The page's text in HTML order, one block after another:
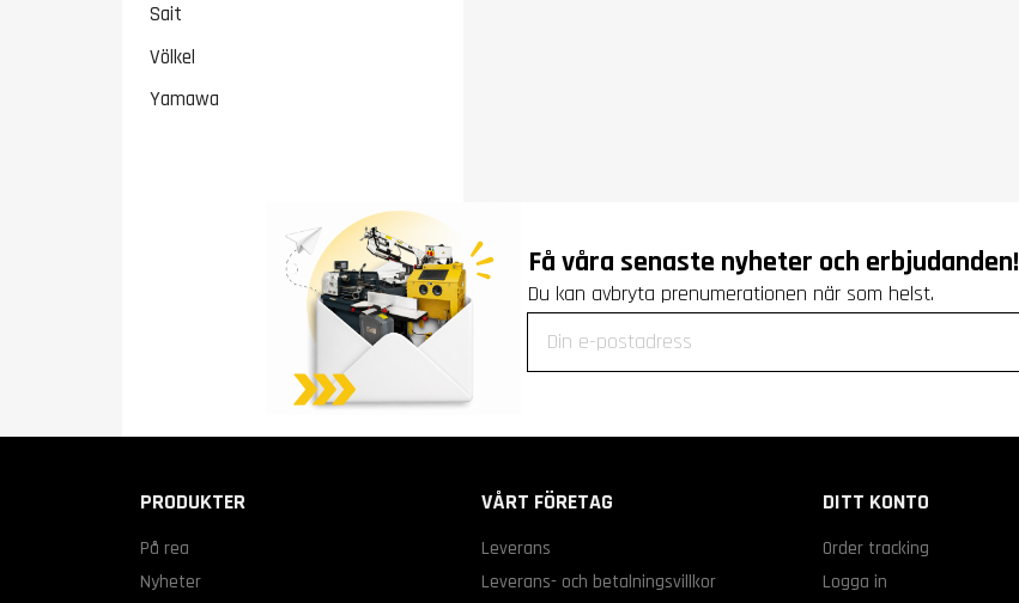
Sait
Völkel
Yamawa
Få våra senaste nyheter och erbjudanden!
Du kan avbryta prenumerationen när som helst.
PRODUKTER
På rea
Nyheter
VÅRT FÖRETAG
Leverans
Leverans- och betalningsvillkor
DITT KONTO
Order tracking
Logga in